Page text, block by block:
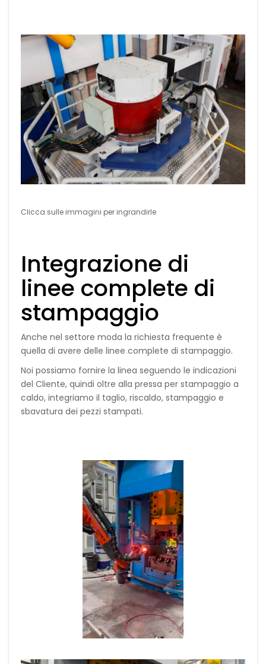
Clicca sulle immagini per ingrandirle
Integrazione di
linee complete di
stampaggio
Anche nel settore moda la richiesta frequente è
quella di avere delle linee complete di stampaggio.
Noi possiamo fornire la linea seguendo le indicazioni
del Cliente, quindi oltre alla pressa per stampaggio a
caldo, integriamo il taglio, riscaldo, stampaggio e
sbavatura dei pezzi stampati.